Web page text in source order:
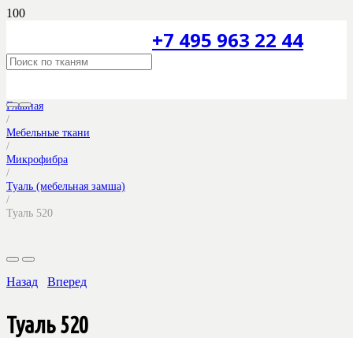
+7 495 963 22 44
Главная
/
Мебельные ткани
/
Микрофибра
/
Туаль (мебельная замша)
/
Туаль 520
Назад Вперед
Туаль 520